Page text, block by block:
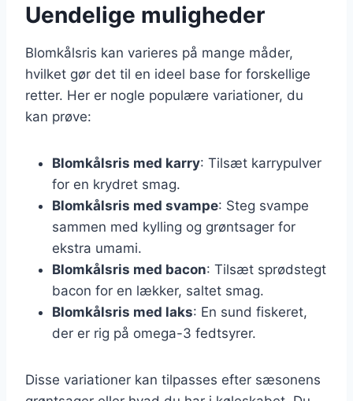
Uendelige muligheder
Blomkålsris kan varieres på mange måder,
hvilket gør det til en ideel base for forskellige
retter. Her er nogle populære variationer, du
kan prøve:
Blomkålsris med karry: Tilsæt karrypulver
for en krydret smag.
Blomkålsris med svampe: Steg svampe
sammen med kylling og grøntsager for
ekstra umami.
Blomkålsris med bacon: Tilsæt sprødstegt
bacon for en lækker, saltet smag.
Blomkålsris med laks: En sund fiskeret,
der er rig på omega-3 fedtsyrer.
Disse variationer kan tilpasses efter sæsonens